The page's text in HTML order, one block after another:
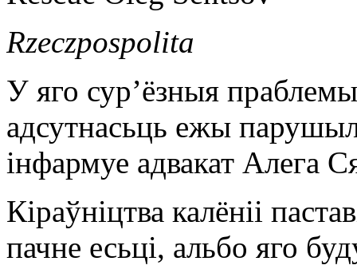
Rzeczpospolita
У яго сур’ёзныя
адсутнасьць ежы
інфармуе адвакат Алега
Кіраўніцтва калёніі
пачне есьці, альбо яго